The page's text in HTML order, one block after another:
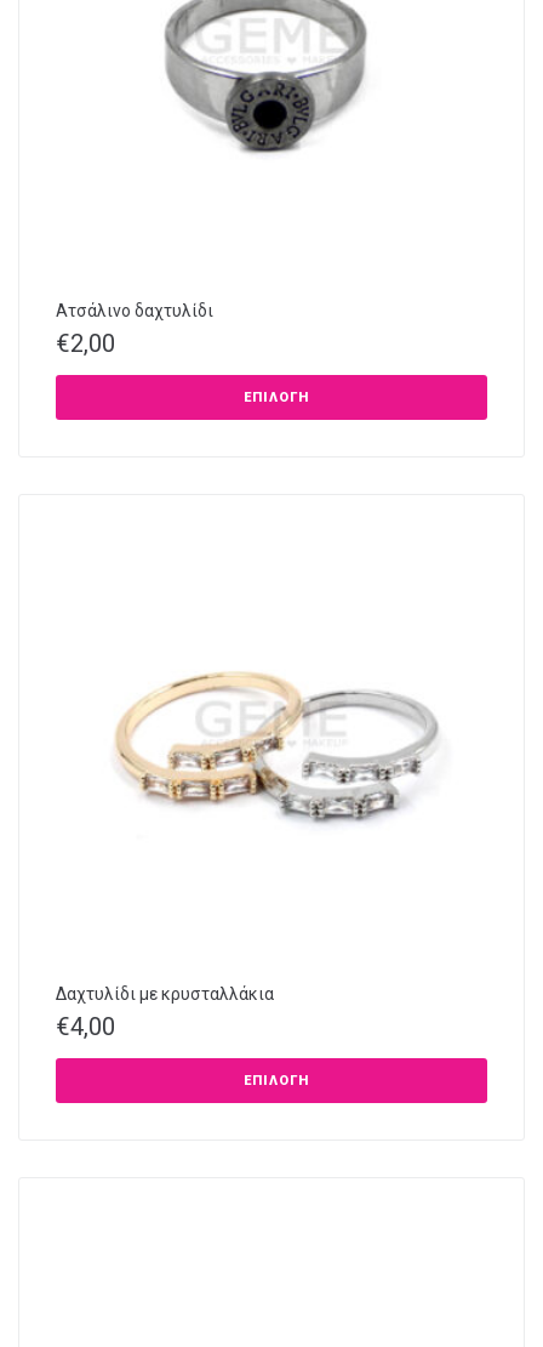
Ατσάλινο δαχτυλίδι
€2,00
ΕΠΙΛΟΓΉ
Δαχτυλίδι με κρυσταλλάκια
€4,00
ΕΠΙΛΟΓΉ